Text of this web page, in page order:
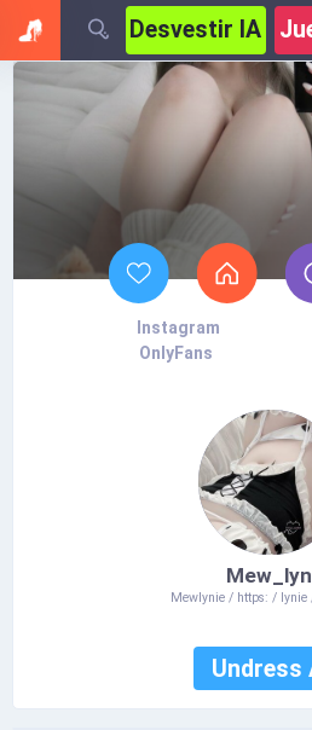
Desvestir IA
Instagram
OnlyFans
Mewlynie / https: / lynie
Undress